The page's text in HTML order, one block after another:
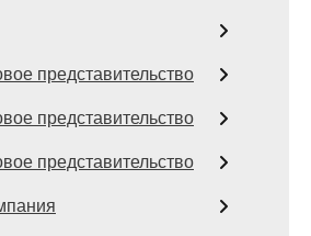
представительство
представительство
представительство